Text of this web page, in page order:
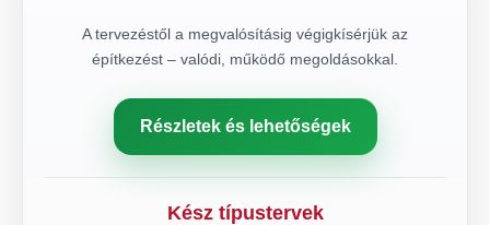
A tervezéstől a megvalósításig végigkísérjük az
építkezést – valódi, működő megoldásokkal.
Részletek és lehetőségek
Kész típustervek